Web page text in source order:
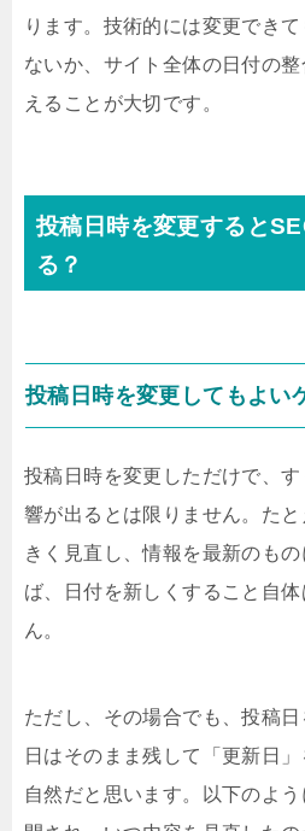
ります。技術的には変更でき
ないか、サイト全体の日付の
えることが大切です。
投稿日時を変更すると
る？
投稿日時を変更してもよい
投稿日時を変更しただけで、
響が出るとは限りません。た
きく見直し、情報を最新のも
ば、日付を新しくすること自
ん。
ただし、その場合でも、投稿
日はそのまま残して「更新日
自然だと思います。以下のよ